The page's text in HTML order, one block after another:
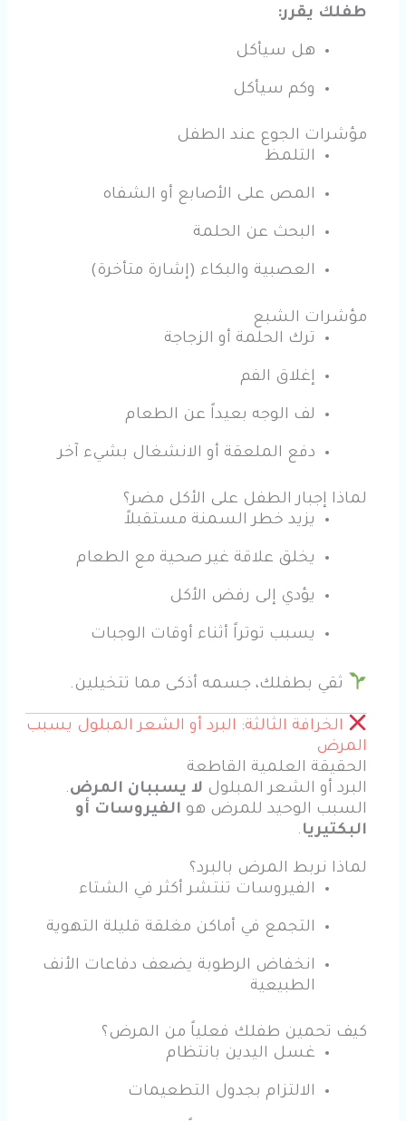
طفلك يقرر:
هل سيأكل
وكم سيأكل
مؤشرات الجوع عند الطفل
التلمظ
المص على الأصابع أو الشفاه
البحث عن الحلمة
العصبية والبكاء (إشارة متأخرة)
مؤشرات الشبع
ترك الحلمة أو الزجاجة
إغلاق الفم
لف الوجه بعيداً عن الطعام
دفع الملعقة أو الانشغال بشيء آخر
لماذا إجبار الطفل على الأكل مضر؟
يزيد خطر السمنة مستقبلاً
يخلق علاقة غير صحية مع الطعام
يؤدي إلى رفض الأكل
يسبب توتراً أثناء أوقات الوجبات
ثقي بطفلك، جسمه أذكى مما تتخيلين.
الخرافة الثالثة: البرد أو الشعر المبلول يسبب
المرض
الحقيقة العلمية القاطعة
البرد أو الشعر المبلول لا يسببان المرض.
السبب الوحيد للمرض هو الفيروسات أو
البكتيريا .
لماذا نربط المرض بالبرد؟
الفيروسات تنتشر أكثر في الشتاء
التجمع في أماكن مغلقة قليلة التهوية
انخفاض الرطوبة يضعف دفاعات الأنف
الطبيعية
كيف تحمين طفلك فعلياً من المرض؟
غسل اليدين بانتظام
الالتزام بجدول التطعيمات